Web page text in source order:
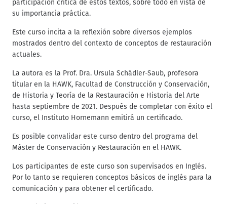
participación crítica de estos textos, sobre todo en vista de
su importancia práctica.
Este curso incita a la reflexión sobre diversos ejemplos
mostrados dentro del contexto de conceptos de restauración
actuales.
La autora es la Prof. Dra. Ursula Schädler-Saub, profesora
titular en la HAWK, Facultad de Construcción y Conservación,
de Historia y Teoría de la Restauración e Historia del Arte
hasta septiembre de 2021. Después de completar con éxito el
curso, el Instituto Hornemann emitirá un certificado.
Es posible convalidar este curso dentro del programa del
Máster de Conservación y Restauración en el HAWK.
Los participantes de este curso son supervisados en Inglés.
Por lo tanto se requieren conceptos básicos de inglés para la
comunicación y para obtener el certificado.